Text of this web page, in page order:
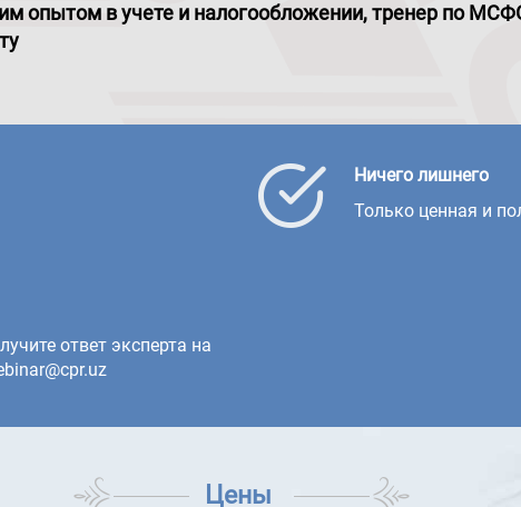
опытом в учете и налогообложении, тренер по
Ничего лишнего
Только ценная и
ответ эксперта на
Цены